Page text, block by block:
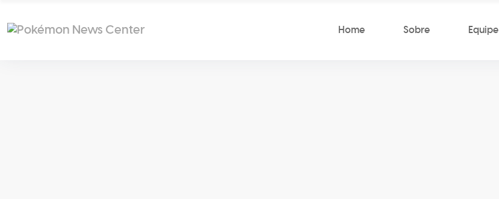
Home Sobre Equipe